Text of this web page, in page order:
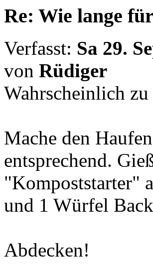
Re: Wie lange
Verfasst: Sa 29.
von Rüdiger
Wahrscheinlich
Mache den
entsprechend.
"Kompoststarter"
und 1 Würfel
Abdecken!